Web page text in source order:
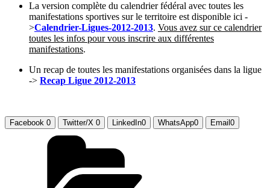
La version complète du calendrier fédéral avec toutes les
manifestations sportives sur le territoire est disponible ici -
>Calendrier-Ligues-2012-2013. Vous avez sur ce calendrier
toutes les infos pour vous inscrire aux différentes
manifestations.
Un recap de toutes les manifestations organisées dans la ligue
-> Recap Ligue 2012-2013
Facebook 0 Twitter/X 0 LinkedIn0 WhatsApp0 Email 0